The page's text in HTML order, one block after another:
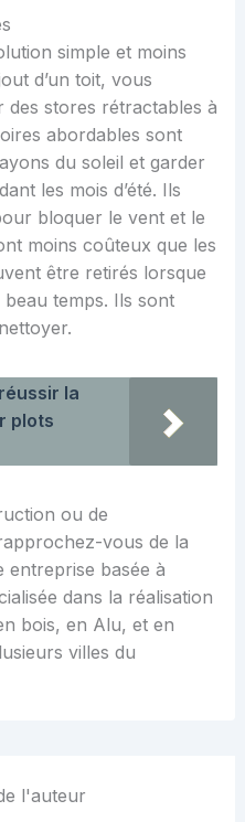
simple et moins
d’un toit, vous
des stores rétractables à
abordables sont
du soleil et garder
les mois d’été. Ils
bloquer le vent et le
moins coûteux que les
être retirés lorsque
temps. Ils sont
la
plots
ou de
vous de la
entreprise basée à
dans la réalisation
bois, en Alu, et en
villes du
l'auteur